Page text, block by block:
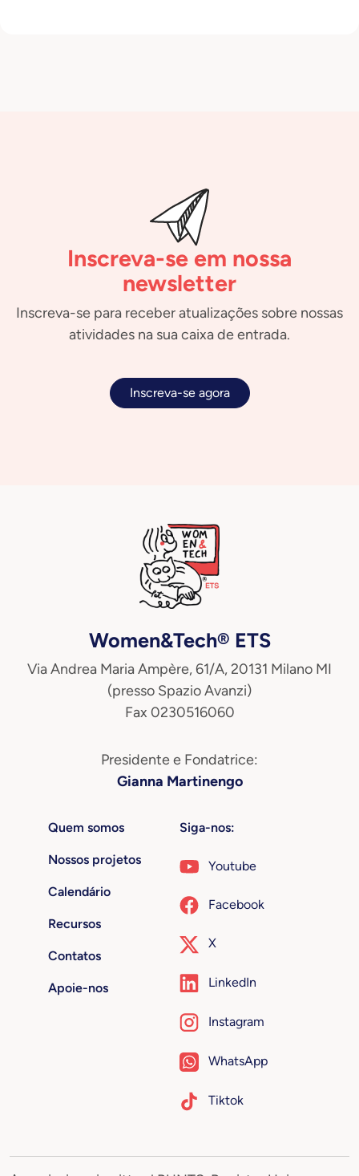
Inscreva-se em nossa
newsletter
Inscreva-se para receber atualizações sobre nossas
atividades na sua caixa de entrada.
Inscreva-se agora
Women&Tech® ETS
Via Andrea Maria Ampère, 61/A, 20131 Milano MI
(presso Spazio Avanzi)
Fax 0230516060
Presidente e Fondatrice:
Gianna Martinengo
Quem somos
Nossos projetos
Calendário
Recursos
Contatos
Apoie-nos
Siga-nos:
Youtube
Facebook
X
LinkedIn
Instagram
WhatsApp
Tiktok